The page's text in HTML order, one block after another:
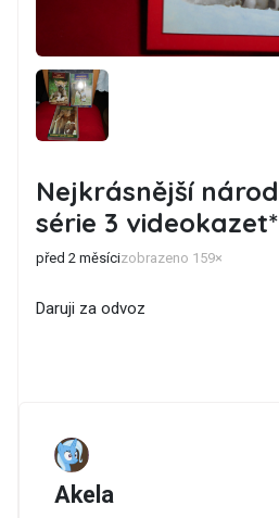
Nejkrásnější
série 3 videokazet*
před 2 měsícizobrazeno 159×
Daruji za odvoz
Akela